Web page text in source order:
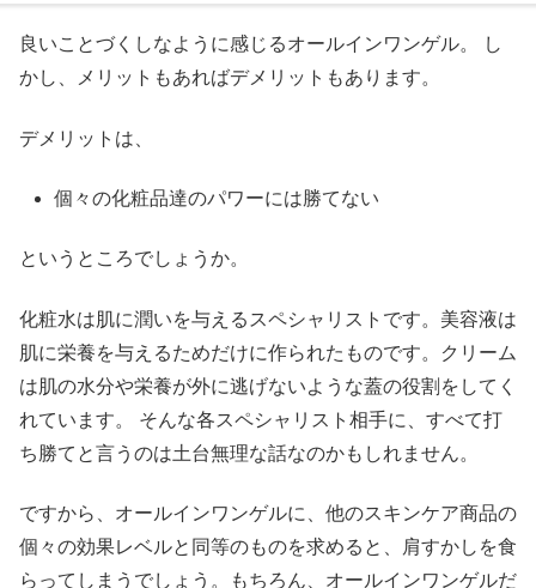
良いことづくしなように感じるオールインワンゲル。 し
かし、メリットもあればデメリットもあります。
デメリットは、
個々の化粧品達のパワーには勝てない
というところでしょうか。
化粧水は肌に潤いを与えるスペシャリストです。美容液は
肌に栄養を与えるためだけに作られたものです。クリーム
は肌の水分や栄養が外に逃げないような蓋の役割をしてく
れています。 そんな各スペシャリスト相手に、すべて打
ち勝てと言うのは土台無理な話なのかもしれません。
ですから、オールインワンゲルに、他のスキンケア商品の
個々の効果レベルと同等のものを求めると、肩すかしを食
らってしまうでしょう。もちろん、オールインワンゲルだ